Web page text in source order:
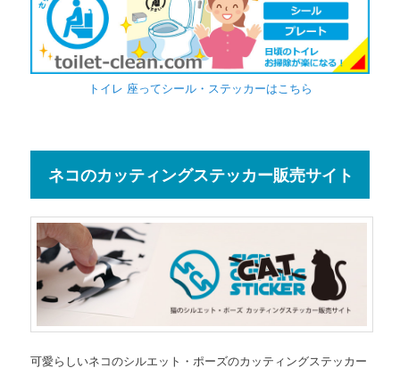
トイレ 座ってシール・ステッカーはこちら
ネコのカッティングステッカー販売サイト
可愛らしいネコのシルエット・ポーズのカッティングステッカー